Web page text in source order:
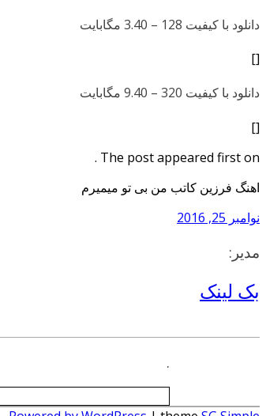
دانلود با کیفیت 128 –
3.40 مگابایت
[]
دانلود با کیفیت 320 –
9.40 مگابایت
[]
The post appeared first on .
اهنگ فرزین کاتب من بی تو میمیرم
نوامبر 25, 2016
مدیر:
بک لینک
.